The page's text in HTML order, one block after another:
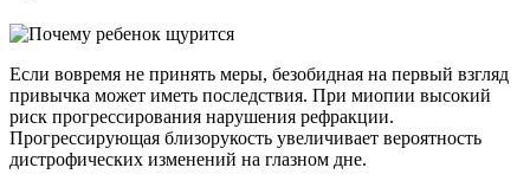
Если вовремя не принять меры, безобидная на первый взгляд
привычка может иметь последствия. При миопии высокий
риск прогрессирования нарушения рефракции.
Прогрессирующая близорукость увеличивает вероятность
дистрофических изменений на глазном дне.